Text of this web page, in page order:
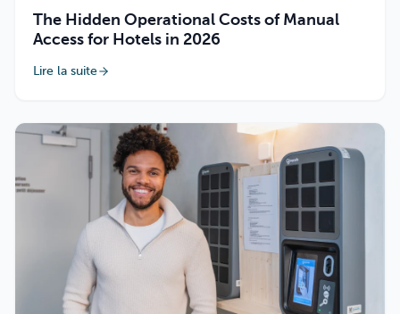
The Hidden Operational Costs of Manual
Access for Hotels in 2026
Lire la suite